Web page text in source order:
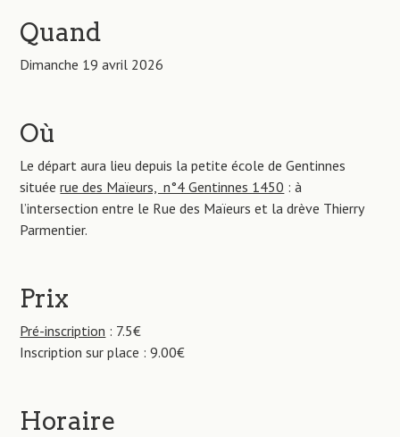
Quand
Dimanche 19 avril 2026
Où
Le départ aura lieu depuis la petite école de Gentinnes
situéerue des Maïeurs, n°4 Gentinnes 1450 : à
l’intersection entre le Rue des Maïeurs et la drève Thierry
Parmentier.
Prix
Pré-inscription : 7.5€
Inscription sur place : 9.00€
Horaire